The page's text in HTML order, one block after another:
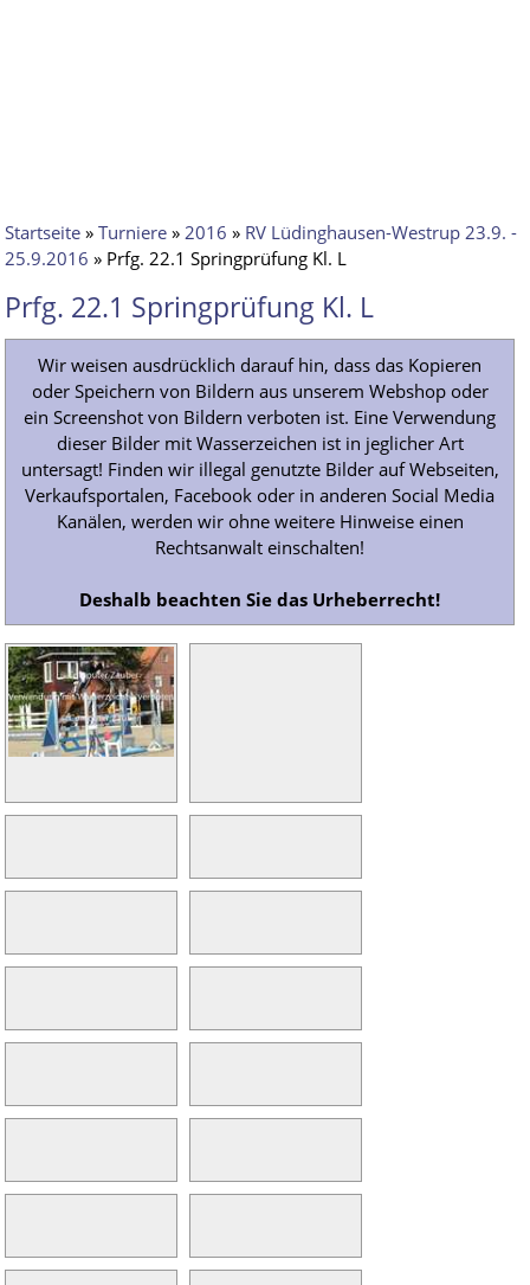
Startseite »Turniere »2016 » RV Lüdinghausen-Westrup 23.9. -
25.9.2016 » Prfg. 22.1 Springprüfung Kl. L
Prfg. 22.1 Springprüfung Kl. L
Wir weisen ausdrücklich darauf hin, dass das Kopieren
oder Speichern von Bildern aus unserem Webshop oder
ein Screenshot von Bildern verboten ist. Eine Verwendung
dieser Bilder mit Wasserzeichen ist in jeglicher Art
untersagt! Finden wir illegal genutzte Bilder auf Webseiten,
Verkaufsportalen, Facebook oder in anderen Social Media
Kanälen, werden wir ohne weitere Hinweise einen
Rechtsanwalt einschalten!
Deshalb beachten Sie das Urheberrecht!